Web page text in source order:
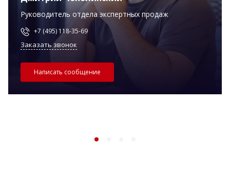
Руководитель отдела экспертных продаж
+7 (495) 118-35-69
Заказать звонок
Написать сообщение